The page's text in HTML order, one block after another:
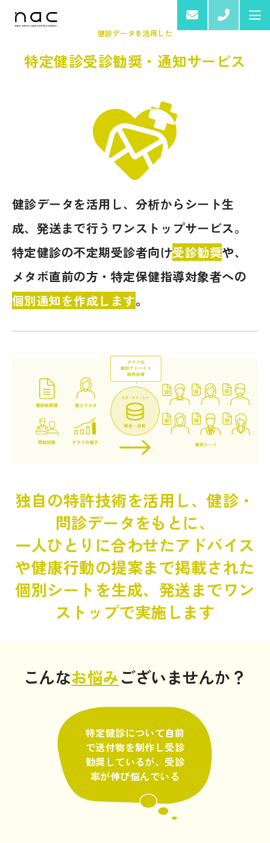
03-
About us
Services & Products
健診データを活用した
特定健診受診勧奨・通知サービス
健診データを活用し、分析からシート生
成、発送まで行うワンストップサービス。
特定健診の不定期受診者向け受診勧奨や、
メタボ直前の方・特定保健指導対象者への
個別通知を作成します。
独自の特許技術を活用し、健診・
問診データをもとに、
一人ひとりに合わせたアドバイス
や健康行動の提案まで掲載された
個別シートを生成、発送までワン
ストップで実施します
こんなお悩みございませんか？
特定健診について自前
で送付物を制作し受診
勧奨しているが、受診
率が伸び悩んでいる